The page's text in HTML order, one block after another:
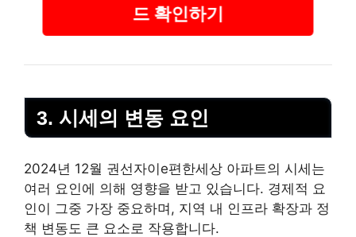
드 확인하기
3. 시세의 변동 요인
2024년 12월 권선자이e편한세상 아파트의 시세는
여러 요인에 의해 영향을 받고 있습니다. 경제적 요
인이 그중 가장 중요하며, 지역 내 인프라 확장과 정
책 변동도 큰 요소로 작용합니다.